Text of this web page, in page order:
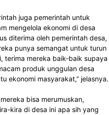
juga pemerintah untuk
mengelola ekonomi di desa
diterima oleh pemerintah desa,
punya semangat untuk turun
terima mereka baik-baik supaya
produk unggulan desa
ekonomi masyarakat,” jelasnya.
bisa merumuskan,
kira di desa ini apa sih yang